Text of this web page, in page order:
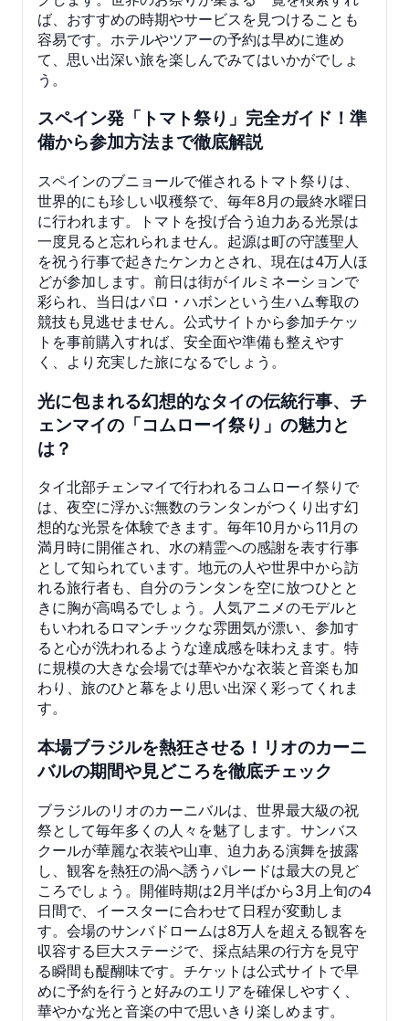
ば、おすすめの時期やサービスを見つけることも
容易です。ホテルやツアーの予約は早めに進め
て、思い出深い旅を楽しんでみてはいかがでしょ
う。
スペイン発「トマト祭り」完全ガイド！準
備から参加方法まで徹底解説
スペインのブニョールで催されるトマト祭りは、
世界的にも珍しい収穫祭で、毎年8月の最終水曜日
に行われます。トマトを投げ合う迫力ある光景は
一度見ると忘れられません。起源は町の守護聖人
を祝う行事で起きたケンカとされ、現在は4万人ほ
どが参加します。前日は街がイルミネーションで
彩られ、当日はパロ・ハボンという生ハム奪取の
競技も見逃せません。公式サイトから参加チケッ
トを事前購入すれば、安全面や準備も整えやす
く、より充実した旅になるでしょう。
光に包まれる幻想的なタイの伝統行事、チ
ェンマイの「コムローイ祭り」の魅力と
は？
タイ北部チェンマイで行われるコムローイ祭りで
は、夜空に浮かぶ無数のランタンがつくり出す幻
想的な光景を体験できます。毎年10月から11月の
満月時に開催され、水の精霊への感謝を表す行事
として知られています。地元の人や世界中から訪
れる旅行者も、自分のランタンを空に放つひとと
きに胸が高鳴るでしょう。人気アニメのモデルと
もいわれるロマンチックな雰囲気が漂い、参加す
ると心が洗われるような達成感を味わえます。特
に規模の大きな会場では華やかな衣装と音楽も加
わり、旅のひと幕をより思い出深く彩ってくれま
す。
本場ブラジルを熱狂させる！リオのカーニ
バルの期間や見どころを徹底チェック
ブラジルのリオのカーニバルは、世界最大級の祝
祭として毎年多くの人々を魅了します。サンバス
クールが華麗な衣装や山車、迫力ある演舞を披露
し、観客を熱狂の渦へ誘うパレードは最大の見ど
ころでしょう。開催時期は2月半ばから3月上旬の4
日間で、イースターに合わせて日程が変動しま
す。会場のサンバドロームは8万人を超える観客を
収容する巨大ステージで、採点結果の行方を見守
る瞬間も醍醐味です。チケットは公式サイトで早
めに予約を行うと好みのエリアを確保しやすく、
華やかな光と音楽の中で思いきり楽しめます。